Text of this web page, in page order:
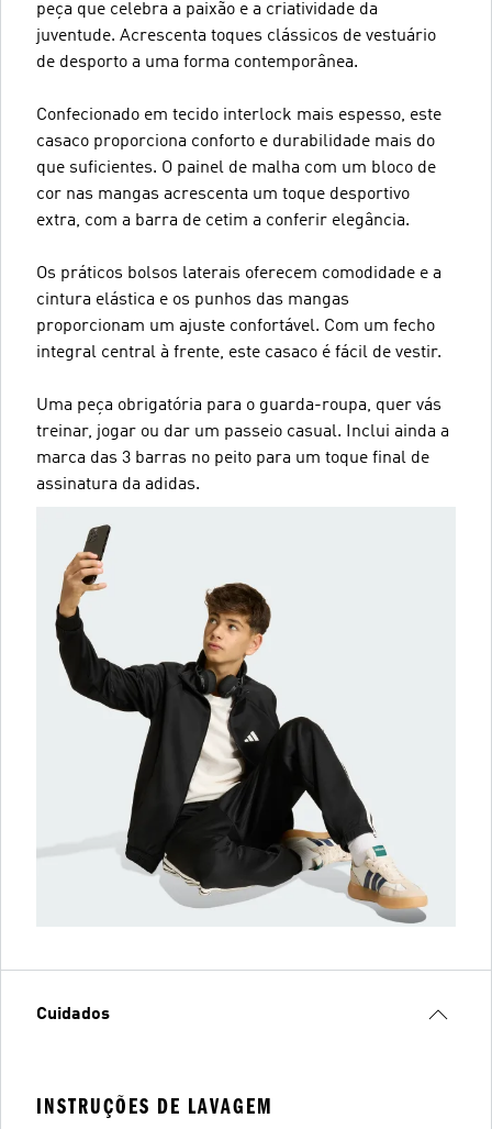
peça que celebra a paixão e a criatividade da
juventude. Acrescenta toques clássicos de vestuário
de desporto a uma forma contemporânea.
Confecionado em tecido interlock mais espesso, este
casaco proporciona conforto e durabilidade mais do
que suficientes. O painel de malha com um bloco de
cor nas mangas acrescenta um toque desportivo
extra, com a barra de cetim a conferir elegância.
Os práticos bolsos laterais oferecem comodidade e a
cintura elástica e os punhos das mangas
proporcionam um ajuste confortável. Com um fecho
integral central à frente, este casaco é fácil de vestir.
Uma peça obrigatória para o guarda-roupa, quer vás
treinar, jogar ou dar um passeio casual. Inclui ainda a
marca das 3 barras no peito para um toque final de
assinatura da adidas.
Cuidados
INSTRUÇÕES DE LAVAGEM